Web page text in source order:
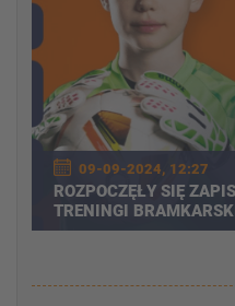
09-09-2024, 12:27
ROZPOCZĘŁY SIĘ
TRENINGI